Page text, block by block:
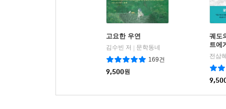
고요한 우연
김수빈 저
문학동네
169건
9,500원
궤도
트에
전삼